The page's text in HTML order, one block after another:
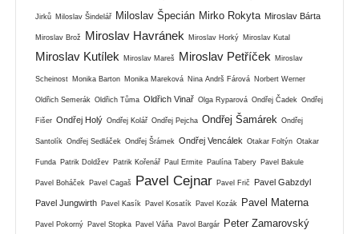
Jirků Miloslav Šindelář Miloslav Špecián Mirko Rokyta Miroslav Bárta
Miroslav Brož Miroslav Havránek Miroslav Horký Miroslav Kutal
Miroslav Kutílek Miroslav Mareš Miroslav Petříček Miroslav
Scheinost Monika Barton Monika Mareková Nina Andrš Fárová Norbert Werner
Oldřich Semerák Oldřich Tůma Oldřich Vinař Olga Ryparová Ondřej Čadek Ondřej
Fišer Ondřej Holý Ondřej Kolář Ondřej Pejcha Ondřej Šamárek Ondřej
Santolík Ondřej Sedláček Ondřej Šrámek Ondřej Vencálek Otakar Foltýn Otakar
Funda Patrik Doldžev Patrik Kořenář Paul Ermite Paulína Tabery Pavel Bakule
Pavel Boháček Pavel Cagaš Pavel Cejnar Pavel Frič Pavel Gabzdyl
Pavel Jungwirth Pavel Kasík Pavel Kosatík Pavel Kozák Pavel Materna
Pavel Pokorný Pavel Stopka Pavel Váňa Pavol Bargár Peter Zamarovský